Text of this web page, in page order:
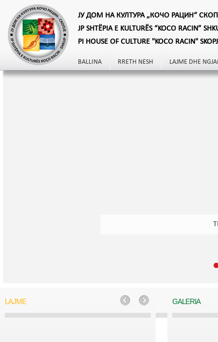
ЈУ ДОМ НА КУЛТУРА „КОЧО РАЦИН“
JP SHTËPIA E KULTURËS “KOCO RACIN”
PI HOUSE OF CULTURE "KOCO RACIN"
BALLINA RRETH NESH LAJME DHE
LAJME GALERIA